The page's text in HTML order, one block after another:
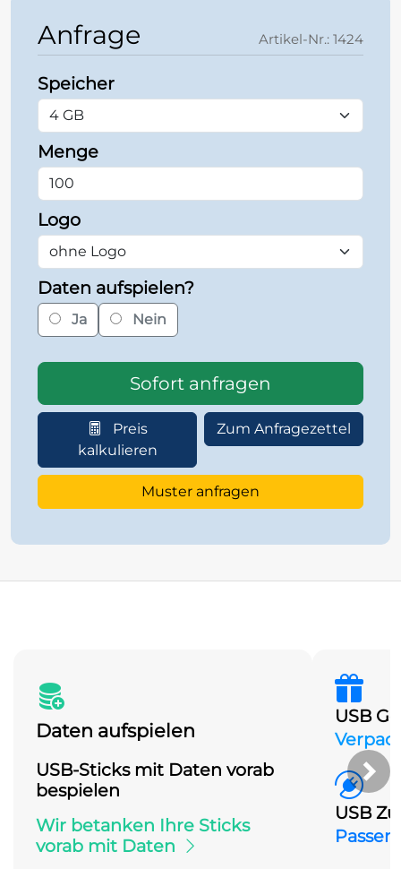
Anfrage Artikel-Nr.: 1424
Speicher
Menge
Logo
Daten aufspielen?
Ja Nein
Sofort anfragen
Preis
kalkulieren
Zum Anfragezettel
Muster anfragen
Daten aufspielen
USB-Sticks mit Daten vorab
bespielen
Wir betanken Ihre Sticks
vorab mit Daten
USB
USB